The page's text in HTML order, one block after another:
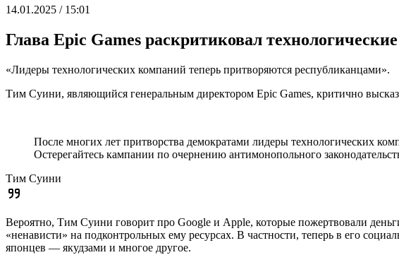
14.01.2025 / 15:01
Глава Epic Games раскритиковал
«Лидеры технологических компаний теперь притворяются республиканцами».
Тим Суини, являющийся генеральным директором Epic Games, критично
После многих лет притворства демократами лидеры технологических
Остерегайтесь кампании по очернению антимонопольного
Тим Суини
Вероятно, Тим Суини говорит про Google и Apple, которые пожертвовали
«ненависти» на подконтрольных ему ресурсах. В частности, теперь в его
японцев — якудзами и многое другое.